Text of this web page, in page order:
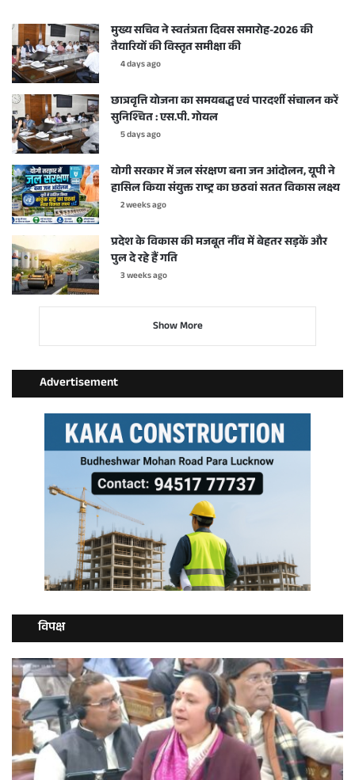
मुख्य सचिव ने स्वतंत्रता दिवस समारोह-2026 की
तैयारियों की विस्तृत समीक्षा की
4 days ago
छात्रवृत्ति योजना का समयबद्ध एवं पारदर्शी संचालन करें
सुनिश्चित : एस.पी. गोयल
5 days ago
योगी सरकार में जल संरक्षण बना जन आंदोलन, यूपी ने
हासिल किया संयुक्त राष्ट्र का छठवां सतत विकास लक्ष्य
2 weeks ago
प्रदेश के विकास की मजबूत नींव में बेहतर सड़कें और
पुल दे रहे हैं गति
3 weeks ago
Show More
Advertisement
विपक्ष